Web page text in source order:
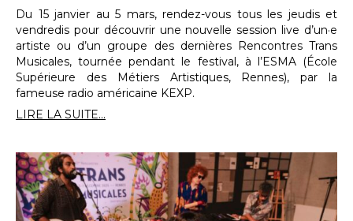
Du 15 janvier au 5 mars, rendez-vous tous les jeudis et
vendredis pour découvrir une nouvelle session live d’un·e
artiste ou d’un groupe des dernières Rencontres Trans
Musicales, tournée pendant le festival, à l’ESMA (École
Supérieure des Métiers Artistiques, Rennes), par la
fameuse radio américaine KEXP.
LIRE LA SUITE...